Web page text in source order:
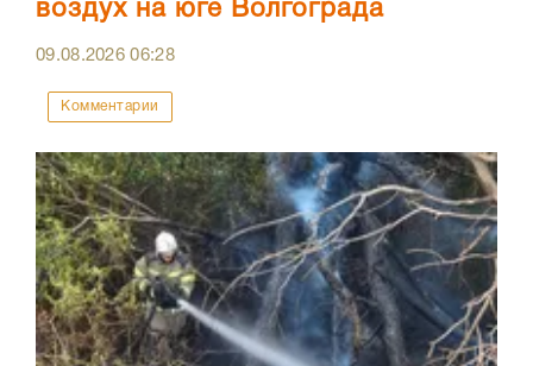
воздух на юге Волгограда
09.08.202606:28
Комментарии